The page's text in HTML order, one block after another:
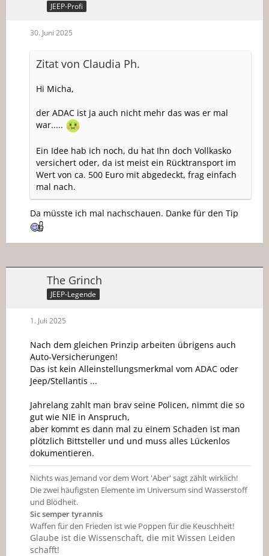
JEEP-Profi
30. Juni 2025
Zitat von Claudia Ph.
Hi Micha,
der ADAC ist ja auch nicht mehr das was er mal
war.....
Ein Idee hab ich noch, du hat Ihn doch Vollkasko
versichert oder, da ist meist ein Rücktransport im
Wert von ca. 500 Euro mit abgedeckt, frag einfach
mal nach.
Da müsste ich mal nachschauen. Danke für den Tip
The Grinch
JEEP-Legende
1. Juli 2025
Nach dem gleichen Prinzip arbeiten übrigens auch
Auto-Versicherungen!
Das ist kein Alleinstellungsmerkmal vom ADAC oder
Jeep/Stellantis ...
Jahrelang zahlt man brav seine Policen, nimmt die so
gut wie NIE in Anspruch,
aber kommt es dann mal zu einem Schaden ist man
plötzlich Bittsteller und und muss alles Lückenlos
dokumentieren.
Nichts was Jemand vor dem Wort 'Aber' sagt zählt wirklich!
Die zwei häufigsten Elemente im Universum sind Wasserstoff
und Blödheit.
Sic semper tyrannis
Waffen für den Frieden ist wie Poppen für die Keuschheit!
Glaube ist die Wissenschaft, die mit Wissen Leiden
schafft!